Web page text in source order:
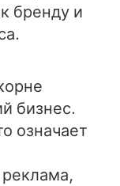
бренду и
бизнес.
означает
реклама,